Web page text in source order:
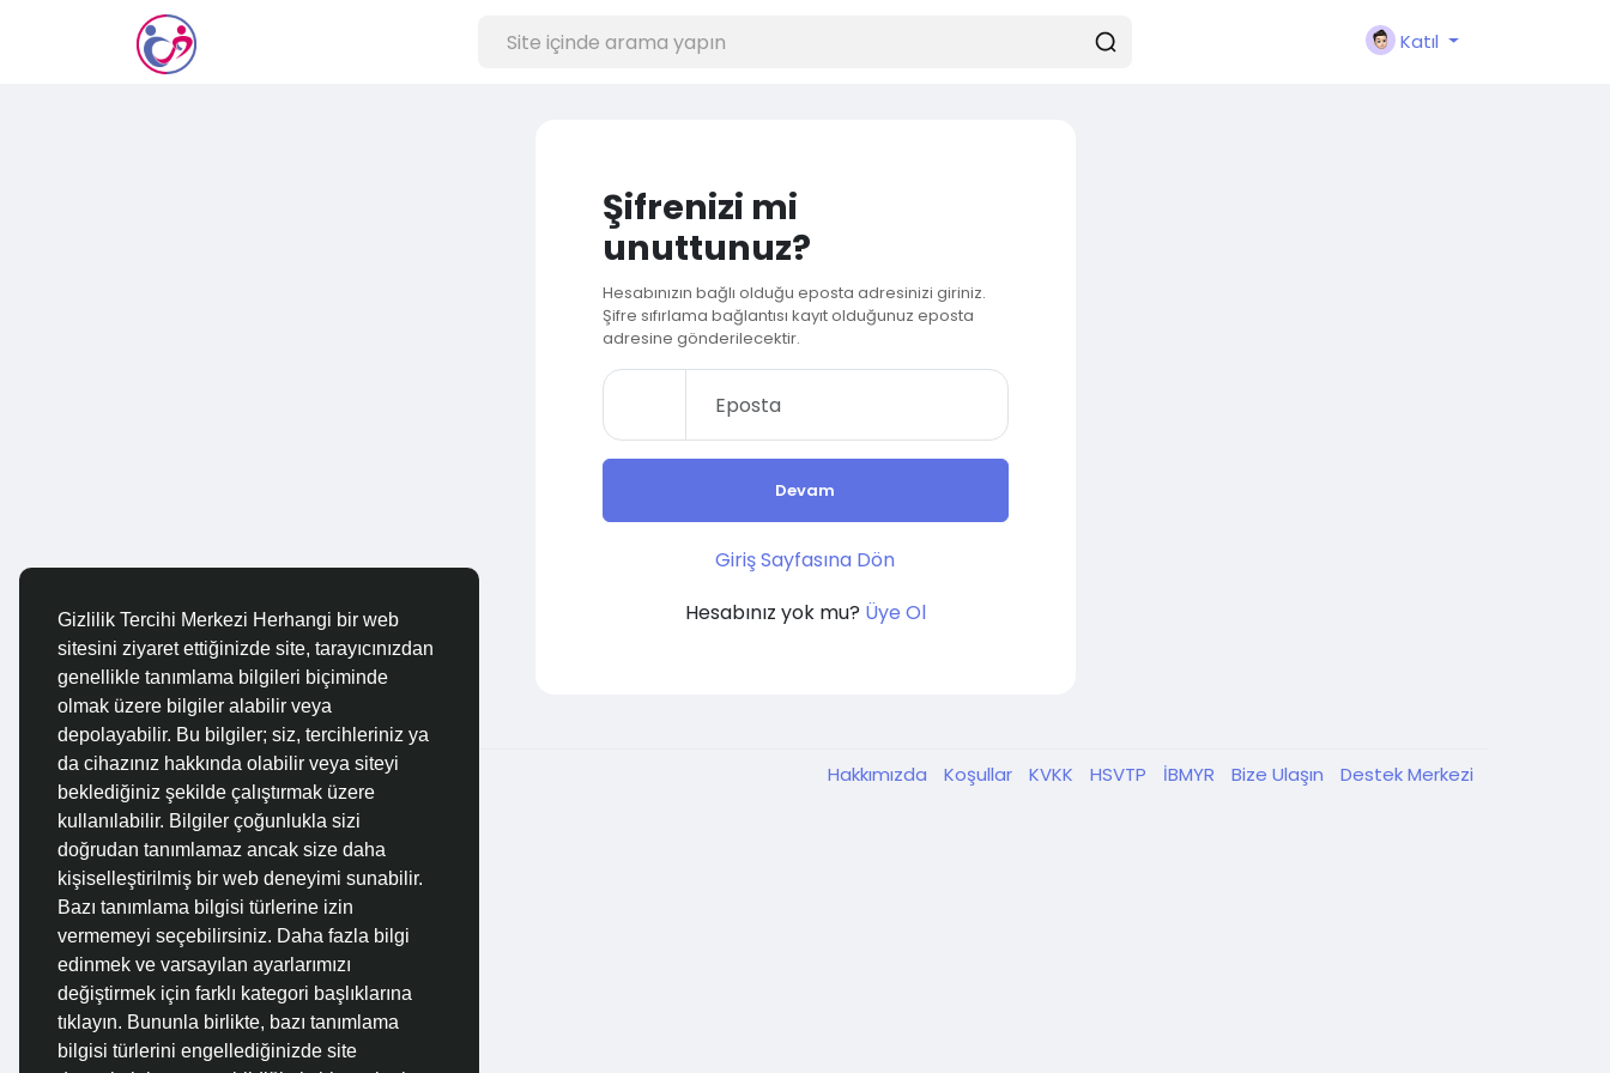
Gizlilik Tercihi Merkezi Herhangi bir web
sitesini ziyaret ettiğinizde site, tarayıcınızdan
genellikle tanımlama bilgileri biçiminde
olmak üzere bilgiler alabilir veya
depolayabilir. Bu bilgiler; siz, tercihleriniz ya
da cihazınız hakkında olabilir veya siteyi
beklediğiniz şekilde çalıştırmak üzere
kullanılabilir. Bilgiler çoğunlukla sizi
doğrudan tanımlamaz ancak size daha
kişiselleştirilmiş bir web deneyimi sunabilir.
Bazı tanımlama bilgisi türlerine izin
vermemeyi seçebilirsiniz. Daha fazla bilgi
edinmek ve varsayılan ayarlarımızı
değiştirmek için farklı kategori başlıklarına
tıklayın. Bununla birlikte, bazı tanımlama
bilgisi türlerini engellediğinizde site
Katıl
Şifrenizi mi
unuttunuz?
Hesabınızın bağlı olduğu eposta adresinizi giriniz.
Şifre sıfırlama bağlantısı kayıt olduğunuz eposta
adresine gönderilecektir.
Devam
Giriş Sayfasına Dön
Hesabınız yok mu? Üye Ol
© 2026 Özelim Turkish Hakkımızda Koşullar KVKK HSVTP İBMYR Bize Ulaşın Destek Merkezi